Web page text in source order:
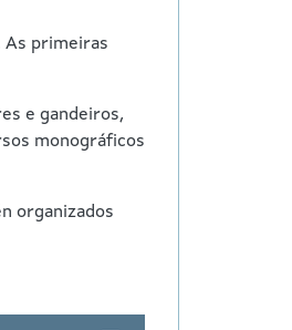
As primeiras
e gandeiros,
monográficos
organizados